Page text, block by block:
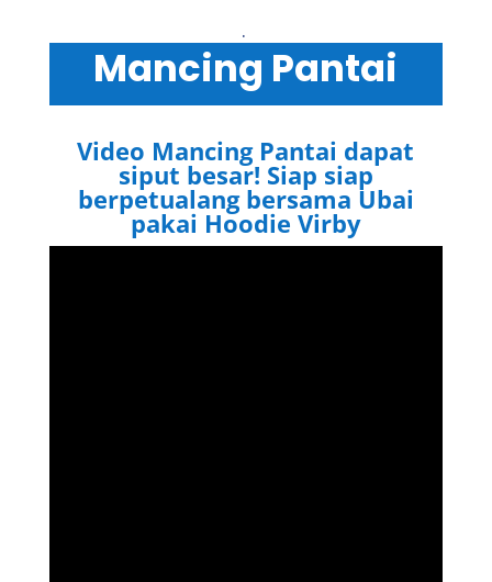
.
Mancing Pantai
Video Mancing Pantai dapat
siput besar! Siap siap
berpetualang bersama Ubai
pakai Hoodie Virby